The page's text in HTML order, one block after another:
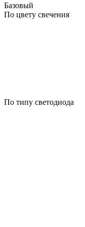
Базовый
По цвету свечения
По типу светодиода